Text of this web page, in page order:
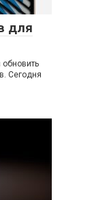
для
Сегодня